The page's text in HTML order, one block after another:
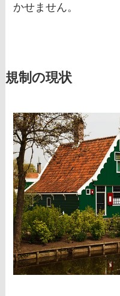
かせません。
規制の現状